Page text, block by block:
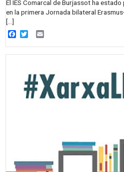
El IES Comarcal de Burjassot ha
en la primera Jornada bilateral
[…]
Facebook
Twitter